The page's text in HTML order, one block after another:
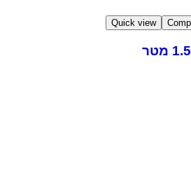
Quick view